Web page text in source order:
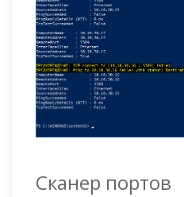
Сканер портов